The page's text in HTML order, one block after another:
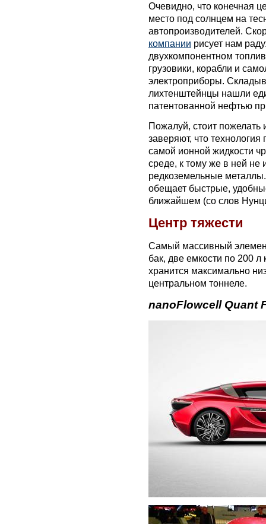
Очевидно, что конечная
место под солнцем на
автопроизводителей.
компании рисует нам
двухкомпонентном
грузовики, корабли и
электроприборы.
лихтенштейнцы нашли
патентованной нефтью
Пожалуй, стоит
заверяют, что
самой ионной жидкости
среде, к тому же в ней не
редкоземельные
обещает быстрые,
ближайшем (со слов
Центр тяжести
Самый массивный
бак, две емкости по 200
хранится максимально
центральном тоннеле.
nanoFlowcell Quant